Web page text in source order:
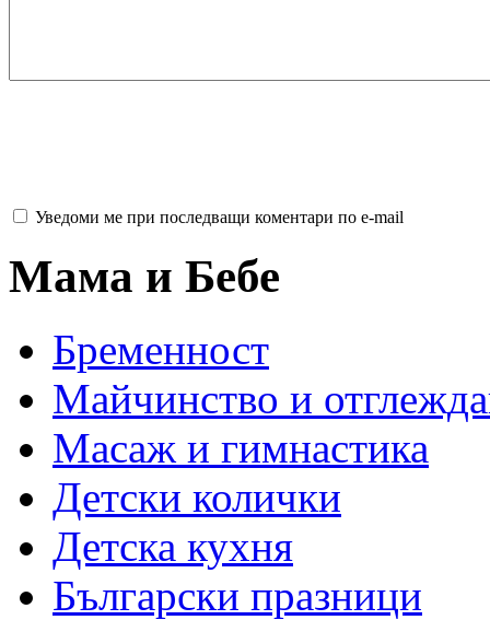
Уведоми ме при последващи коментари по e-mail
Мама и Бебе
Бременност
Майчинство и
Масаж и гимнастика
Детски колички
Детска кухня
Български празници